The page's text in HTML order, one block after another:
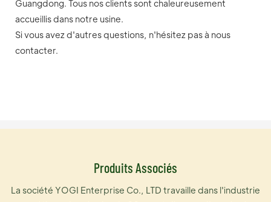
Guangdong. Tous nos clients sont chaleureusement
accueillis dans notre usine.
Si vous avez d'autres questions, n'hésitez pas à nous
contacter.
Produits Associés
La société YOGI Enterprise Co., LTD travaille dans l'industrie